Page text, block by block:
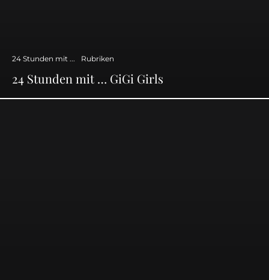
24 Stunden mit ... Rubriken
24 Stunden mit … GiGi Girls